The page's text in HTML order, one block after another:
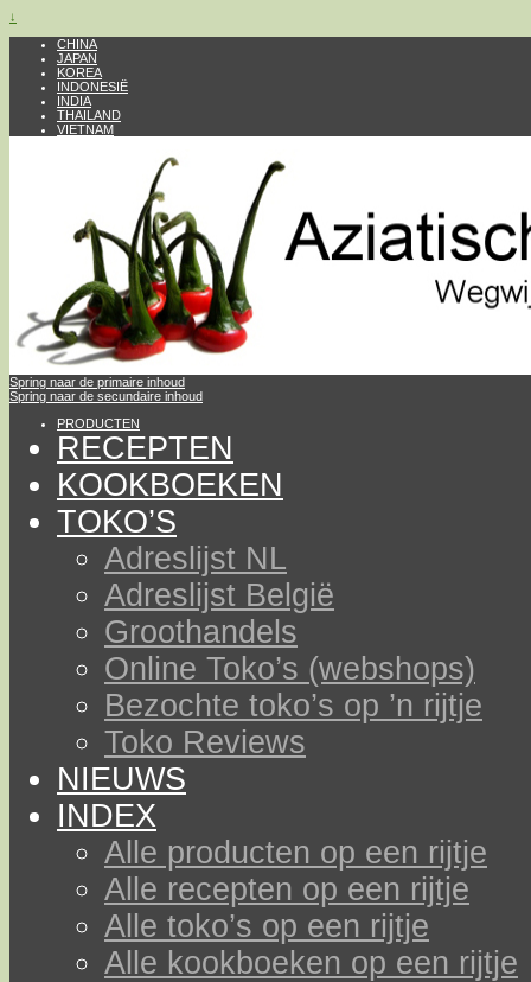
↓
CHINA
JAPAN
KOREA
INDONESIË
INDIA
THAILAND
VIETNAM
Spring naar de primaire inhoud
Spring naar de secundaire inhoud
PRODUCTEN
RECEPTEN
KOOKBOEKEN
TOKO’S
Adreslijst NL
Adreslijst België
Groothandels
Online Toko’s (webshops)
Bezochte toko’s op ’n rijtje
Toko Reviews
NIEUWS
INDEX
Alle producten op een rijtje
Alle recepten op een rijtje
Alle toko’s op een rijtje
Alle kookboeken op een rijtje